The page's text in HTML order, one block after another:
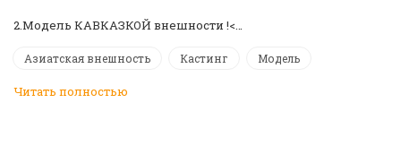
2.Модель КАВКАЗКОЙ внешности !<…
Азиатская внешность Кастинг Модель
Читать полностью